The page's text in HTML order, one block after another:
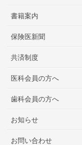
書籍案内
保険医新聞
共済制度
医科会員の方へ
歯科会員の方へ
お知らせ
お問い合わせ